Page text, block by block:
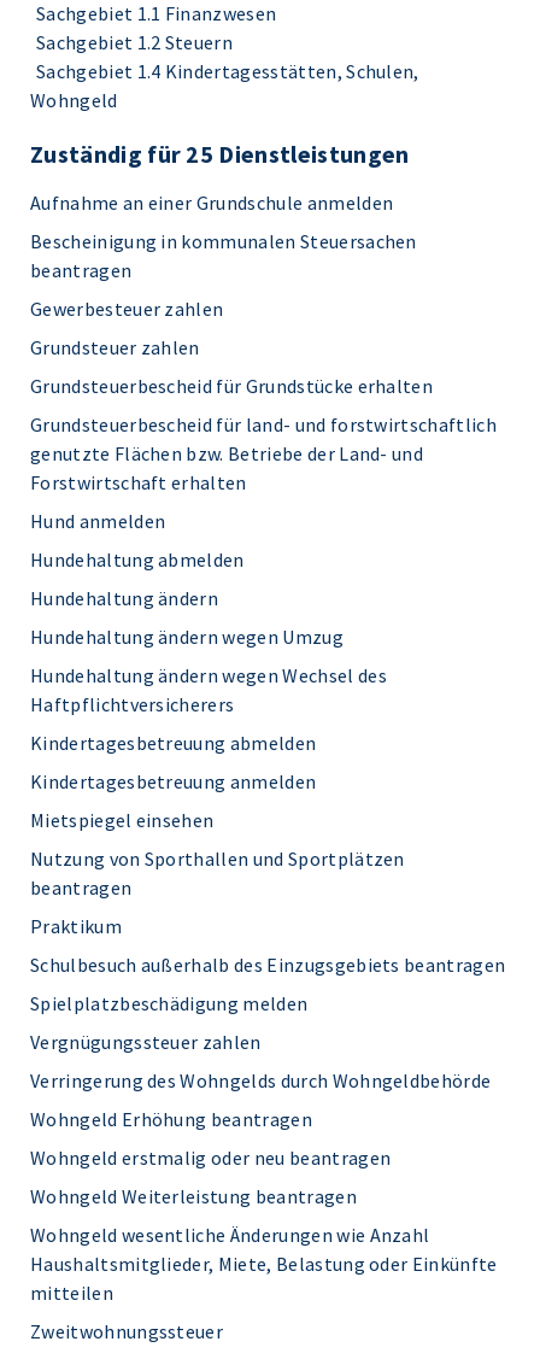
Sachgebiet 1.1 Finanzwesen
Sachgebiet 1.2 Steuern
Sachgebiet 1.4 Kindertagesstätten, Schulen,
Wohngeld
Zuständig für 25 Dienstleistungen
Aufnahme an einer Grundschule anmelden
Bescheinigung in kommunalen Steuersachen
beantragen
Gewerbesteuer zahlen
Grundsteuer zahlen
Grundsteuerbescheid für Grundstücke erhalten
Grundsteuerbescheid für land- und forstwirtschaftlich
genutzte Flächen bzw. Betriebe der Land- und
Forstwirtschaft erhalten
Hund anmelden
Hundehaltung abmelden
Hundehaltung ändern
Hundehaltung ändern wegen Umzug
Hundehaltung ändern wegen Wechsel des
Haftpflichtversicherers
Kindertagesbetreuung abmelden
Kindertagesbetreuung anmelden
Mietspiegel einsehen
Nutzung von Sporthallen und Sportplätzen
beantragen
Praktikum
Schulbesuch außerhalb des Einzugsgebiets beantragen
Spielplatzbeschädigung melden
Vergnügungssteuer zahlen
Verringerung des Wohngelds durch Wohngeldbehörde
Wohngeld Erhöhung beantragen
Wohngeld erstmalig oder neu beantragen
Wohngeld Weiterleistung beantragen
Wohngeld wesentliche Änderungen wie Anzahl
Haushaltsmitglieder, Miete, Belastung oder Einkünfte
mitteilen
Zweitwohnungssteuer